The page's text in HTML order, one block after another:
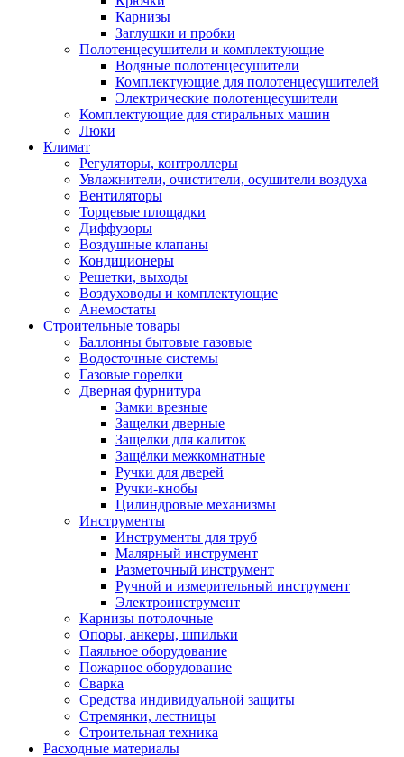
Карнизы
Заглушки и пробки
Полотенцесушители и комплектующие
Водяные полотенцесушители
Комплектующие для полотенцесушителей
Электрические полотенцесушители
Комплектующие для стиральных машин
Люки
Климат
Регуляторы, контроллеры
Увлажнители, очистители, осушители воздуха
Вентиляторы
Торцевые площадки
Диффузоры
Воздушные клапаны
Кондиционеры
Решетки, выходы
Воздуховоды и комплектующие
Анемостаты
Строительные товары
Баллонны бытовые газовые
Водосточные системы
Газовые горелки
Дверная фурнитура
Замки врезные
Защелки дверные
Защелки для калиток
Защёлки межкомнатные
Ручки для дверей
Ручки-кнобы
Цилиндровые механизмы
Инструменты
Инструменты для труб
Малярный инструмент
Разметочный инструмент
Ручной и измерительный инструмент
Электроинструмент
Карнизы потолочные
Опоры, анкеры, шпильки
Паяльное оборудование
Пожарное оборудование
Сварка
Средства индивидуальной защиты
Стремянки, лестницы
Строительная техника
Расходные материалы